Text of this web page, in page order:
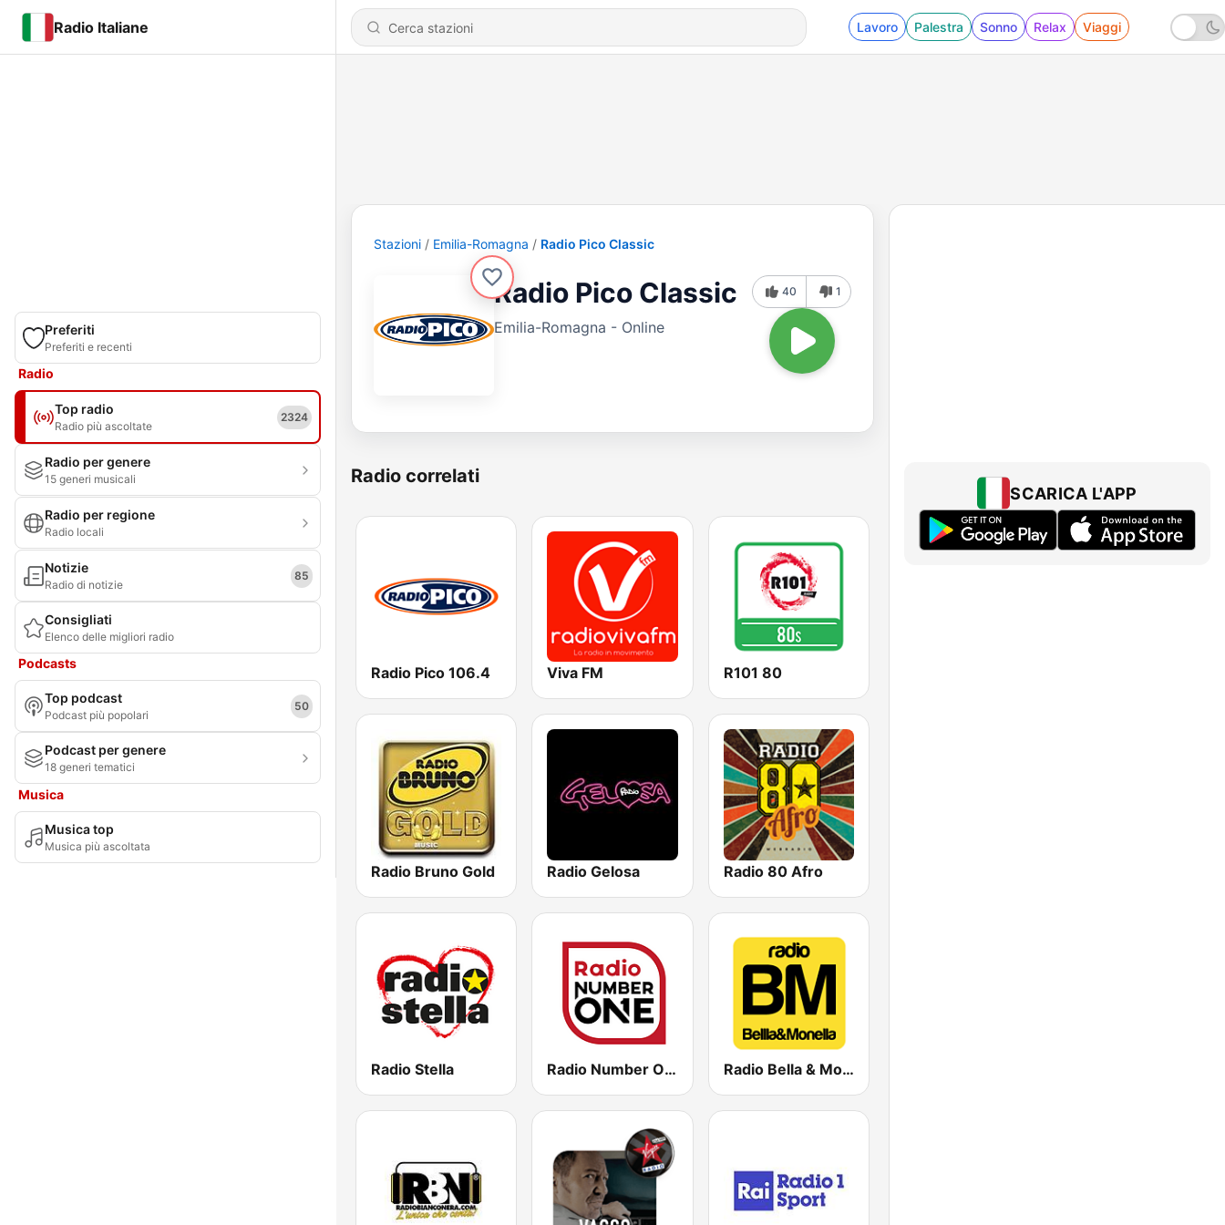
Radio Italiane Lavoro Palestra Sonno Relax Viaggi
Preferiti
Preferiti e recenti
Radio
Top radio
Radio più ascoltate
2324
Radio per genere
15 generi musicali
Radio per regione
Radio locali
Notizie
Radio di notizie
85
Consigliati
Elenco delle migliori radio
Podcasts
Top podcast
Podcast più popolari
50
Podcast per genere
18 generi tematici
Musica
Musica top
Musica più ascoltata
Stazioni Emilia-Romagna Radio Pico Classic
Radio Pico Classic
Emilia-Romagna - Online
40 1
Radio correlati
Radio Pico 106.4 Viva FM R101 80
Radio Bruno Gold Radio Gelosa Radio 80 Afro
Radio Stella Radio Number One Radio Bella & Monella
SCARICA L'APP